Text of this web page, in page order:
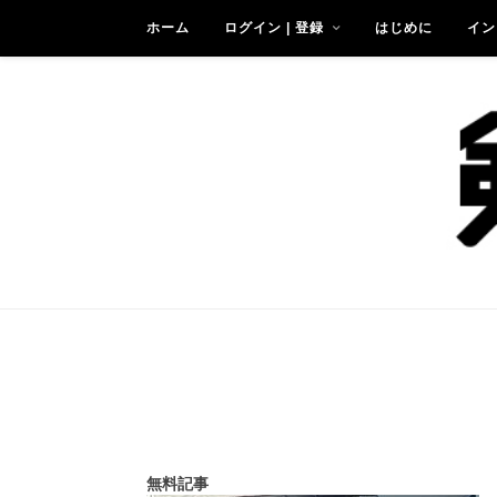
ホーム ログイン | 登録 はじめに イ
無料記事